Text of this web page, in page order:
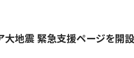
大地震 緊急支援ページを開